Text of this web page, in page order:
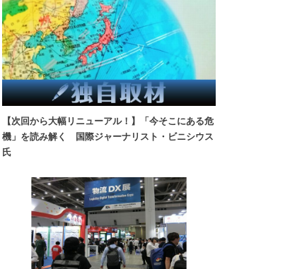
【次回から大幅リニューアル！】「今そこにある危
機」を読み解く 国際ジャーナリスト・ビニシウス
氏